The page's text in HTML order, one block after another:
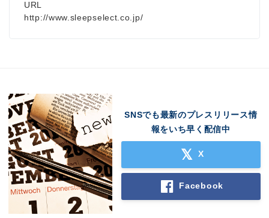
URL
http://www.sleepselect.co.jp/
SNSでも最新のプレスリリース情
報をいち早く配信中
X
Facebook